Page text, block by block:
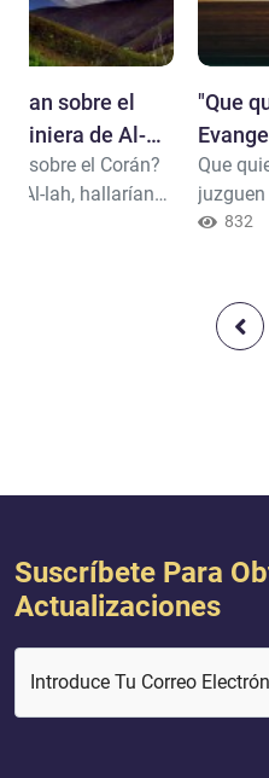
"Que
Que
reveló
(por
832
sobre el
de Al-
sobre el Corán?
Al-lah, hallarían
Suscríbete Para
Actualizaciones
Introduce Tu Correo